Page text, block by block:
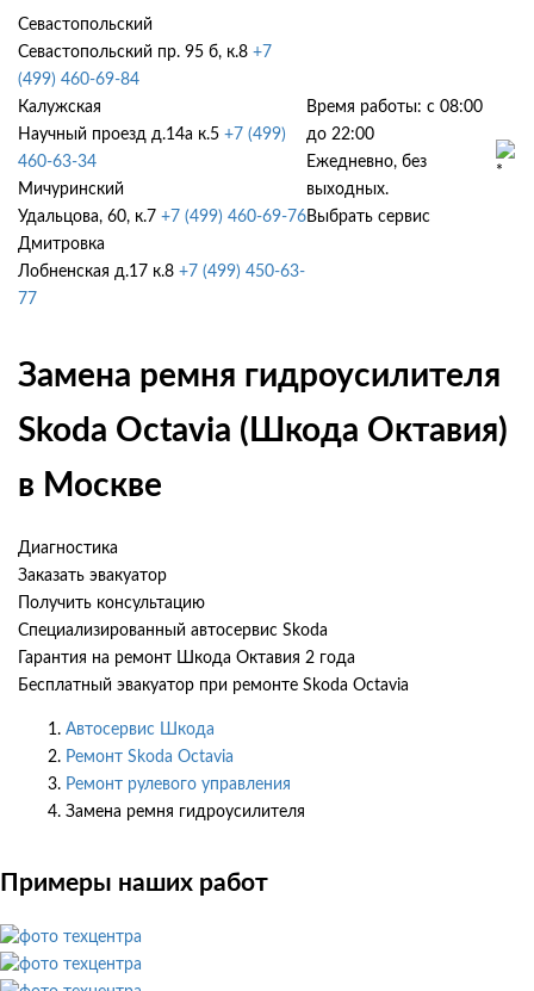
Севастопольский
Севастопольский пр. 95 б, к.8 +7
(499) 460-69-84
Калужская
Научный проезд д.14а к.5 +7 (499)
460-63-34
Мичуринский
Удальцова, 60, к.7 +7 (499) 460-69-76
Дмитровка
Лобненская д.17 к.8 +7 (499) 450-63-
77
Время работы: с 08:00
до 22:00
Ежедневно, без
выходных.
Выбрать сервис
Замена ремня гидроусилителя
Skoda Octavia (Шкода Октавия)
в Москве
Диагностика
Заказать эвакуатор
Получить консультацию
Специализированный автосервис Skoda
Гарантия на ремонт Шкода Октавия 2 года
Бесплатный эвакуатор при ремонте Skoda Octavia
Автосервис Шкода
Ремонт Skoda Octavia
Ремонт рулевого управления
Замена ремня гидроусилителя
Примеры наших работ